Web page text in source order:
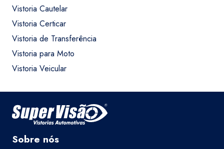
Vistoria Cautelar
Vistoria Certicar
Vistoria de Transferência
Vistoria para Moto
Vistoria Veicular
Sobre nós